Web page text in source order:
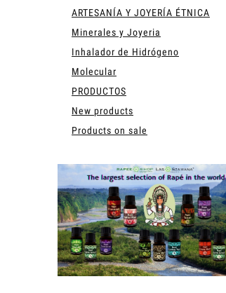
ARTESANÍA Y JOYERÍA ÉTNICA
Minerales y Joyeria
Inhalador de Hidrógeno
Molecular
PRODUCTOS
New products
Products on sale